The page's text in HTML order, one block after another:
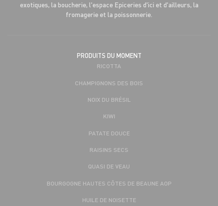
exotiques, la boucherie, l'espace Epiceries d'ici et d'ailleurs, la
fromagerie et la poissonnerie.
PRODUITS DU MOMENT
RICOTTA
CHAMPIGNONS DES BOIS
NOIX DU BRÉSIL
KIWI
PATATE DOUCE
RAISINS SECS
QUASI DE VEAU
BOURGOGNE HAUTES CÔTES DE BEAUNE AOP
HUILE DE NOISETTE